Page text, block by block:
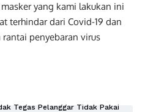
yang kami lakukan ini
terhindar dari Covid-19 dan
penyebaran virus
Tegas Pelanggar Tidak Pakai